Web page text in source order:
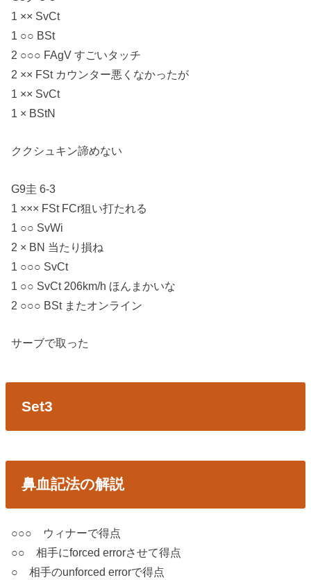
1 ×× SvCt
1 ○○ BSt
2 ○○○ FAgV すごいタッチ
2 ×× FSt カウンター悪くなかったが
1 ×× SvCt
1 × BStN
ククシュキン諦めない
G9圭 6-3
1 ××× FSt FCr狙い打たれる
1 ○○ SvWi
2 × BN 当たり損ね
1 ○○○ SvCt
1 ○○ SvCt 206km/h ほんまかいな
2 ○○○ BSt またオンライン
サーブで取った
Set3
鼻血記法の解説
○○○ ウィナーで得点
○○ 相手にforced errorさせて得点
○ 相手のunforced errorで得点